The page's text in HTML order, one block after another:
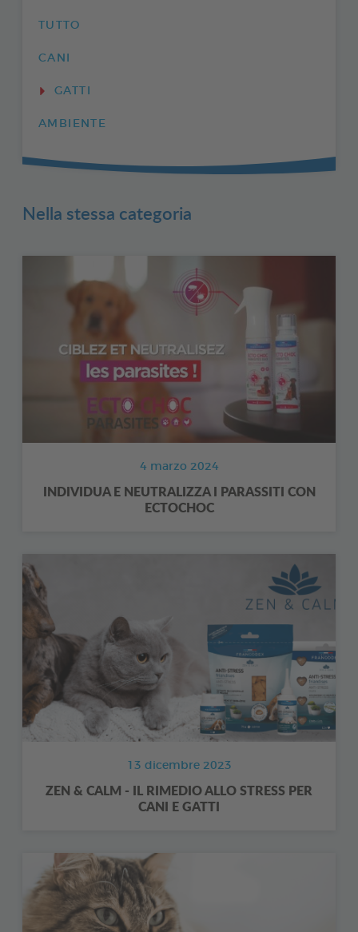
TUTTO
CANI
GATTI
AMBIENTE
Nella stessa categoria
4 marzo 2024
INDIVIDUA E NEUTRALIZZA I PARASSITI CON
ECTOCHOC
13 dicembre 2023
ZEN & CALM - IL RIMEDIO ALLO STRESS PER
CANI E GATTI